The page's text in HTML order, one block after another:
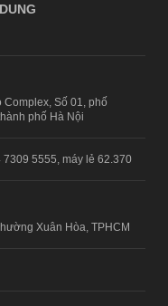
Số 01, phố
phố Hà Nội
7309 5555, máy lẻ 62.370
Xuân Hòa, TPHCM